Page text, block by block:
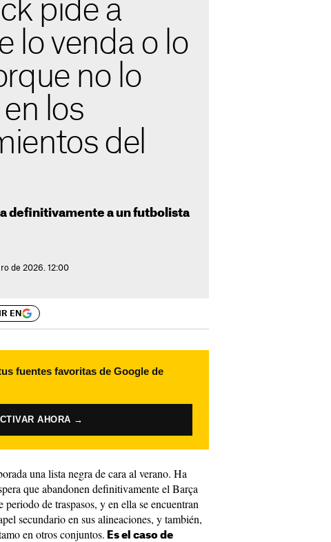
pide a
lo venda o lo
no lo
los
del
definitivamente a un futbolista
de 2026. 12:00
EN
fuentes favoritas de Google de
AHORA →
una lista negra de cara al verano. Ha
que abandonen definitivamente el Barça
de traspasos, y en ella se encuentran
secundario en sus alineaciones, y también,
en otros conjuntos. Es el caso de